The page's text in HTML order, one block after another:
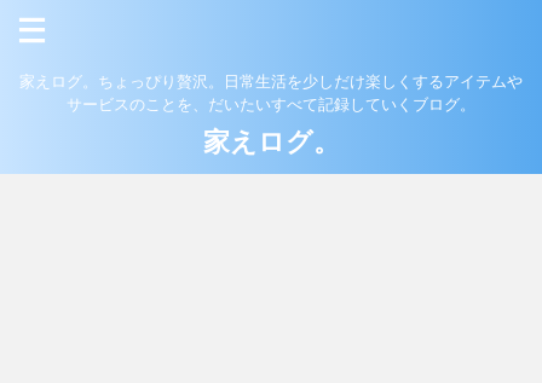
家えログ。ちょっぴり贅沢。日常生活を少しだけ楽しくするアイテムや
サービスのことを、だいたいすべて記録していくブログ。
家えログ。